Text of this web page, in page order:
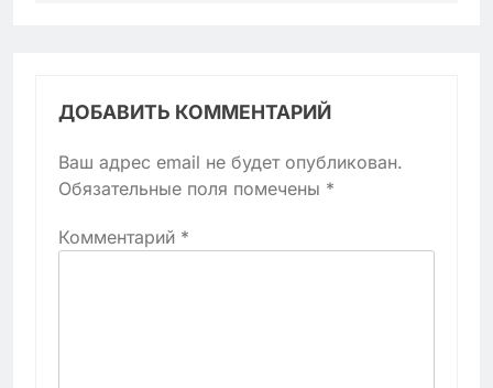
ДОБАВИТЬ КОММЕНТАРИЙ
Ваш адрес email не будет опубликован.
Обязательные поля помечены *
Комментарий *